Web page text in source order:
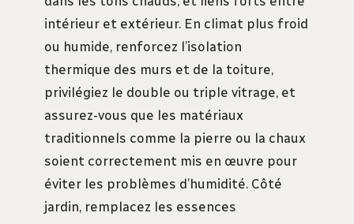
intérieur et extérieur. En climat plus froid
ou humide, renforcez l’isolation
thermique des murs et de la toiture,
privilégiez le double ou triple vitrage, et
assurez-vous que les matériaux
traditionnels comme la pierre ou la chaux
soient correctement mis en œuvre pour
éviter les problèmes d’humidité. Côté
jardin, remplacez les essences